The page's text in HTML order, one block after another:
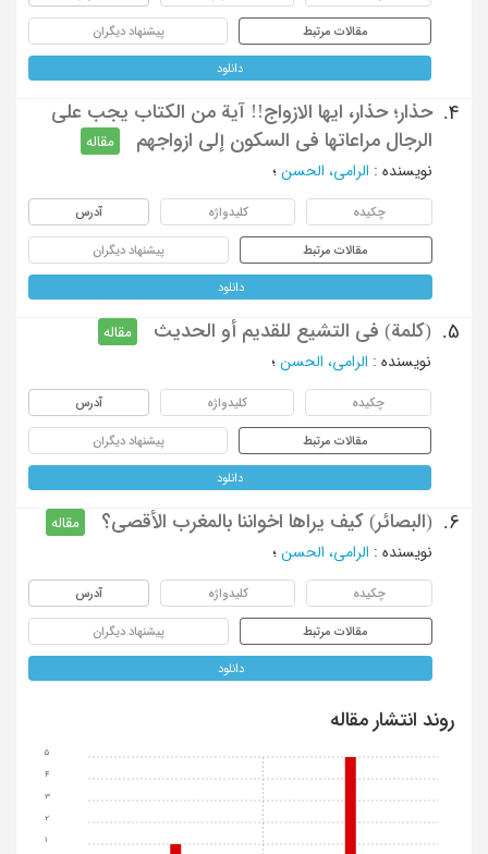
مقالات مرتبط پیشنهاد دیگران
دانلود
4.
حذار؛ حذار، ایها الازواج!! آیة من الکتاب یجب علی
الرجال مراعاتها فی السکون إلی ازواجهم
مقاله
نویسنده : الرامی، الحسن ؛
چکیده کلیدواژه آدرس
مقالات مرتبط پیشنهاد دیگران
دانلود
5. (کلمة) فی التشیع للقدیم أو الحدیث
مقاله
نویسنده : الرامی، الحسن ؛
چکیده کلیدواژه آدرس
مقالات مرتبط پیشنهاد دیگران
دانلود
6. (البصائر) کیف یراها اخواننا بالمغرب الأقصی؟
مقاله
نویسنده : الرامی، الحسن ؛
چکیده کلیدواژه آدرس
مقالات مرتبط پیشنهاد دیگران
دانلود
روند انتشار مقاله
1
2
3
4
5